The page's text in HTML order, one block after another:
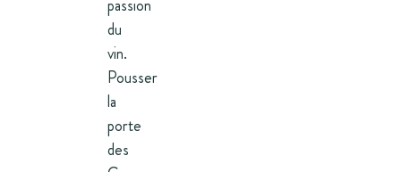
passion
du
vin.
Pousser
la
porte
des